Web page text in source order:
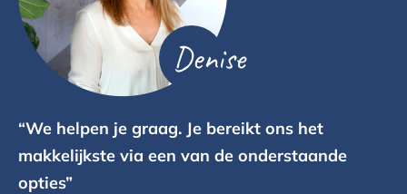
Denise
“We helpen je graag. Je bereikt ons het
makkelijkste via een van de onderstaande
opties”